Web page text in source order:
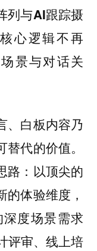
列与AI跟踪摄
心逻辑不再
景与对话关
、白板内容乃
代的价值。
： 以顶尖的
体验维度，
度场景需求
评审、线上培